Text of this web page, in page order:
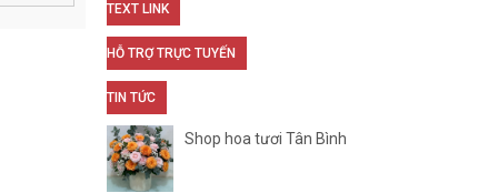
TEXT LINK
HỖ TRỢ TRỰC TUYẾN
TIN TỨC
Shop hoa tươi Tân Bình